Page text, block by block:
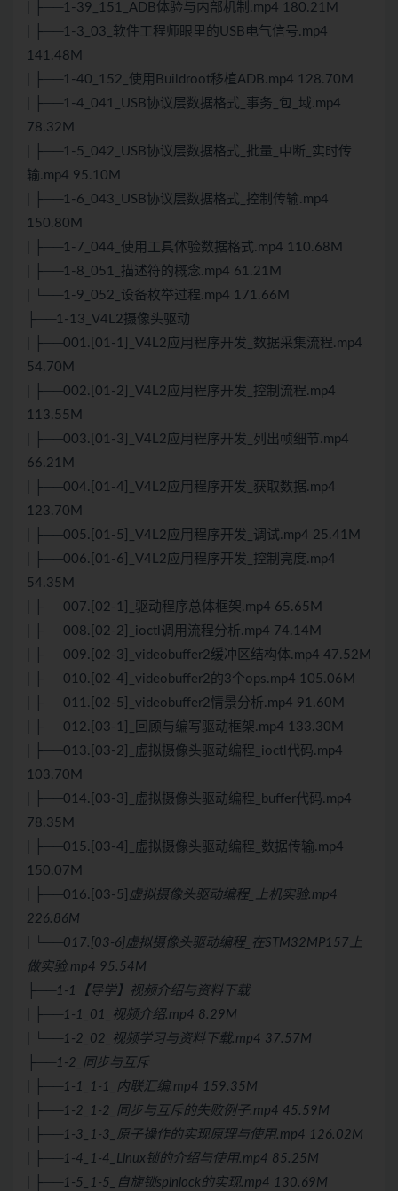
| ├──1-39_151_ADB体验与内部机制.mp4 180.21M
| ├──1-3_03_软件工程师眼里的USB电气信号.mp4
141.48M
| ├──1-40_152_使用Buildroot移植ADB.mp4 128.70M
| ├──1-4_041_USB协议层数据格式_事务_包_域.mp4
78.32M
| ├──1-5_042_USB协议层数据格式_批量_中断_实时传
输.mp4 95.10M
| ├──1-6_043_USB协议层数据格式_控制传输.mp4
150.80M
| ├──1-7_044_使用工具体验数据格式.mp4 110.68M
| ├──1-8_051_描述符的概念.mp4 61.21M
| └──1-9_052_设备枚举过程.mp4 171.66M
├──1-13_V4L2摄像头驱动
| ├──001.[01-1]_V4L2应用程序开发_数据采集流程.mp4
54.70M
| ├──002.[01-2]_V4L2应用程序开发_控制流程.mp4
113.55M
| ├──003.[01-3]_V4L2应用程序开发_列出帧细节.mp4
66.21M
| ├──004.[01-4]_V4L2应用程序开发_获取数据.mp4
123.70M
| ├──005.[01-5]_V4L2应用程序开发_调试.mp4 25.41M
| ├──006.[01-6]_V4L2应用程序开发_控制亮度.mp4
54.35M
| ├──007.[02-1]_驱动程序总体框架.mp4 65.65M
| ├──008.[02-2]_ioctl调用流程分析.mp4 74.14M
| ├──009.[02-3]_videobuffer2缓冲区结构体.mp4 47.52M
| ├──010.[02-4]_videobuffer2的3个ops.mp4 105.06M
| ├──011.[02-5]_videobuffer2情景分析.mp4 91.60M
| ├──012.[03-1]_回顾与编写驱动框架.mp4 133.30M
| ├──013.[03-2]_虚拟摄像头驱动编程_ioctl代码.mp4
103.70M
| ├──014.[03-3]_虚拟摄像头驱动编程_buffer代码.mp4
78.35M
| ├──015.[03-4]_虚拟摄像头驱动编程_数据传输.mp4
150.07M
| ├──016.[03-5] 虚拟摄像头驱动编程_上机实验.mp4
226.86M
| └──017.[03-6]虚拟摄像头驱动编程_在STM32MP157上
做实验.mp4 95.54M
├──1-1【导学】视频介绍与资料下载
| ├──1-1_01_视频介绍.mp4 8.29M
| └──1-2_02_视频学习与资料下载.mp4 37.57M
├──1-2_同步与互斥
| ├──1-1_1-1_内联汇编.mp4 159.35M
| ├──1-2_1-2_同步与互斥的失败例子.mp4 45.59M
| ├──1-3_1-3_原子操作的实现原理与使用.mp4 126.02M
| ├──1-4_1-4_ Linux锁的介绍与使用.mp4 85.25M
| ├──1-5_1-5_自旋锁spinlock的实现.mp4 130.69M